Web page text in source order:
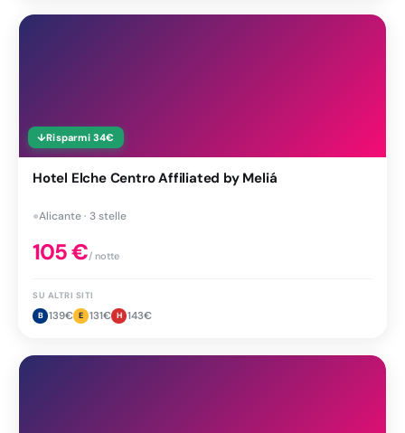
↓Risparmi 34€
Hotel Elche Centro Affiliated by Meliá
●Alicante · 3 stelle
105€/ notte
SU ALTRI SITI
B 139€ E 131€ H 143€